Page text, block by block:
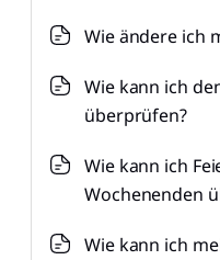
Wie ändere ich
Wie kann ich
überprüfen?
Wie kann ich
Wochenenden
Wie kann ich